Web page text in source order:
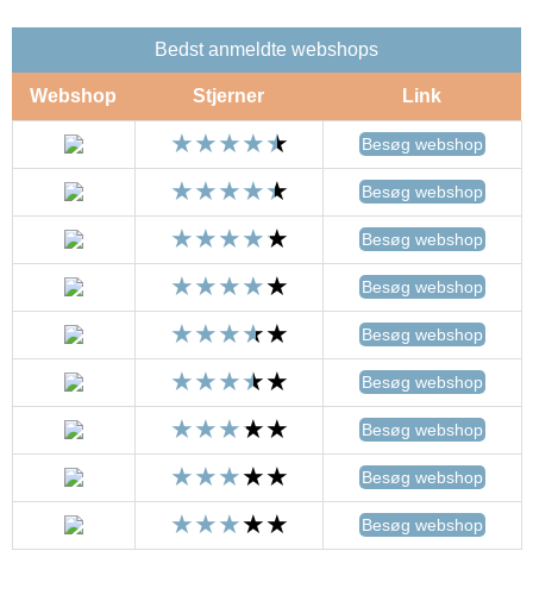
Bedst anmeldte webshops
Webshop Stjerner Link
Besøg webshop
Besøg webshop
Besøg webshop
Besøg webshop
Besøg webshop
Besøg webshop
Besøg webshop
Besøg webshop
Besøg webshop